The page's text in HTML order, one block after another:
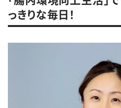
っきりな毎日！